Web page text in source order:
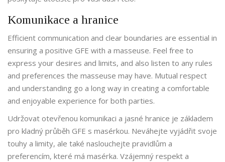
Komunikace a hranice
Efficient communication and clear boundaries are essential in
ensuring a positive GFE with a masseuse. Feel free to
express your desires and limits, and also listen to any rules
and preferences the masseuse may have. Mutual respect
and understanding go a long way in creating a comfortable
and enjoyable experience for both parties.
Udržovat otevřenou komunikaci a jasné hranice je základem
pro kladný průběh GFE s masérkou. Neváhejte vyjádřit svoje
touhy a limity, ale také naslouchejte pravidlům a
preferencím, které má masérka. Vzájemný respekt a